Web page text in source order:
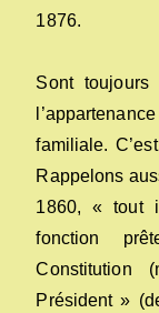
1876.
Sont
familiale.
Rappelons
1860, « tout
fonction
Constitution
Président »